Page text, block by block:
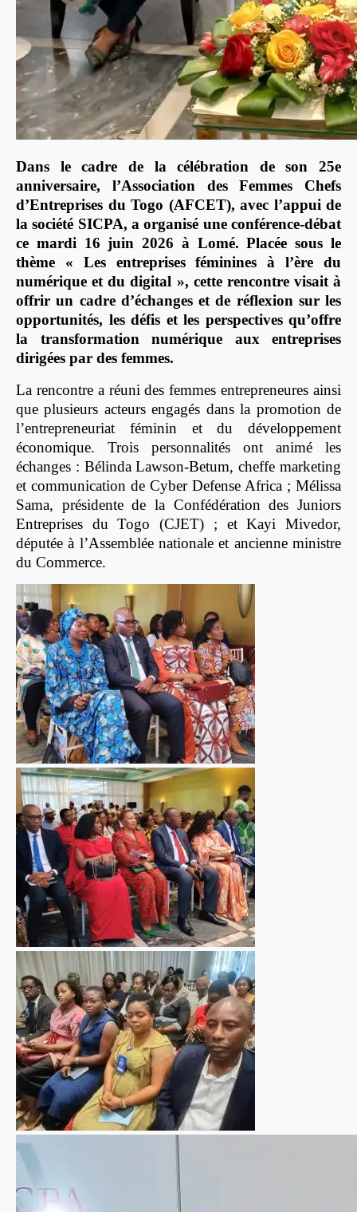
Dans le cadre de la célébration de son 25e
anniversaire, l’Association des Femmes Chefs
d’Entreprises du Togo (AFCET), avec l’appui de
la société SICPA, a organisé une conférence-débat
ce mardi 16 juin 2026 à Lomé. Placée sous le
thème « Les entreprises féminines à l’ère du
numérique et du digital », cette rencontre visait à
offrir un cadre d’échanges et de réflexion sur les
opportunités, les défis et les perspectives qu’offre
la transformation numérique aux entreprises
dirigées par des femmes.
La rencontre a réuni des femmes entrepreneures ainsi
que plusieurs acteurs engagés dans la promotion de
l’entrepreneuriat féminin et du développement
économique. Trois personnalités ont animé les
échanges : Bélinda Lawson-Betum, cheffe marketing
et communication de Cyber Defense Africa ; Mélissa
Sama, présidente de la Confédération des Juniors
Entreprises du Togo (CJET) ; et Kayi Mivedor,
députée à l’Assemblée nationale et ancienne ministre
du Commerce.